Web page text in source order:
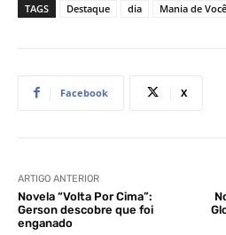
TAGS Destaque dia Mania de Você
Facebook X
ARTIGO ANTERIOR
Novela “Volta Por Cima”:
Gerson descobre que foi
enganado